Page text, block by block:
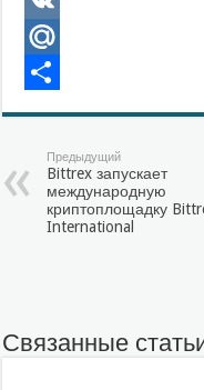
VK
Mail.Ru
Предыдущий
Bittrex запускает
международную
криптоплощадку
International
Связанные